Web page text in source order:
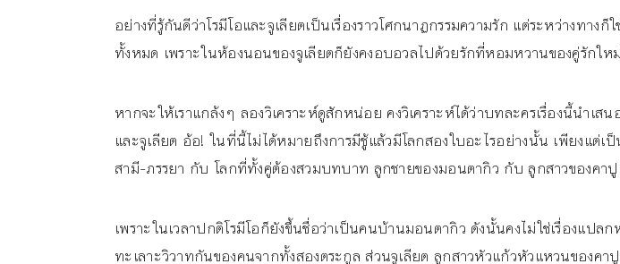
อย่างที่รู้กันดีว่าโรมีโอและจูเลียตเป็นเรื่องราวโศกนาฏกรรมความรัก แต่ระหว่างทางก็ใ
ทั้งหมด เพราะในห้องนอนของจูเลียตก็ยังคงอบอวลไปด้วยรักที่หอมหวานของคู่รักใหม่
หากจะให้เราแกล้งๆ ลองวิเคราะห์ดูสักหน่อย คงวิเคราะห์ได้ว่าบทละครเรื่องนี้นำเสน
และจูเลียต อ้อ! ในที่นี้ไม่ได้หมายถึงการมีชู้แล้วมีโลกสองใบอะไรอย่างนั้น เพียงแต่
สามี-ภรรยา กับ โลกที่ทั้งคู่ต้องสวมบทบาท ลูกชายของมอนตากิว กับ ลูกสาวของคาปู
เพราะในเวลาปกติโรมีโอก็ยังขึ้นชื่อว่าเป็นคนบ้านมอนตากิว ดังนั้นคงไม่ใช่เรื่องแปล
ทะเลาะวิวาทกันของคนจากทั้งสองตระกูล ส่วนจูเลียต ลูกสาวหัวแก้วหัวแหวนของคา